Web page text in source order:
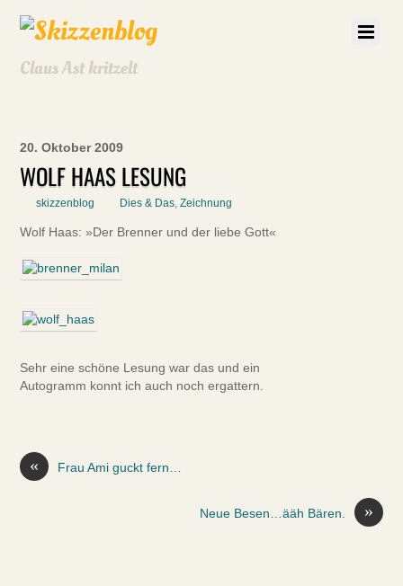
Claus Ast kritzelt
20. Oktober 2009
WOLF HAAS LESUNG
skizzenblog Dies & Das,Zeichnung
Wolf Haas: »Der Brenner und der liebe Gott«
Sehr eine schöne Lesung war das und ein
Autogramm konnt ich auch noch ergattern.
« Frau Ami guckt fern…
»
Neue Besen…ääh Bären.